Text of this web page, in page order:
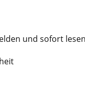
und sofort lesen